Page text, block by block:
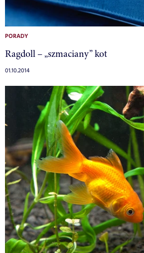
PORADY
Ragdoll – „szmaciany” kot
01.10.2014